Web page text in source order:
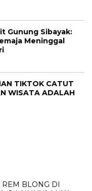
Gunung Sibayak:
Meninggal
TIKTOK CATUT
WISATA ADALAH